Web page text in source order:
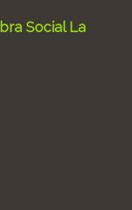
Social La